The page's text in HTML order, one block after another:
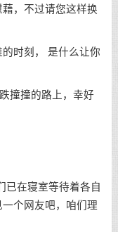
，不过请您这样换
时刻， 是什么让你
撞撞的路上，幸好
在寝室等待着各自
个网友吧，咱们理